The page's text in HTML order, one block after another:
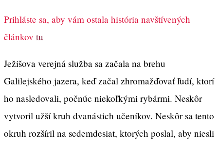
Prihláste sa, aby vám ostala história navštívených
článkov tu
Ježišova verejná služba sa začala na brehu
Galilejského jazera, keď začal zhromažďovať ľudí, ktorí
ho nasledovali, počnúc niekoľkými rybármi. Neskôr
vytvoril užší kruh dvanástich učeníkov. Neskôr sa tento
okruh rozšíril na sedemdesiat, ktorých poslal, aby niesli